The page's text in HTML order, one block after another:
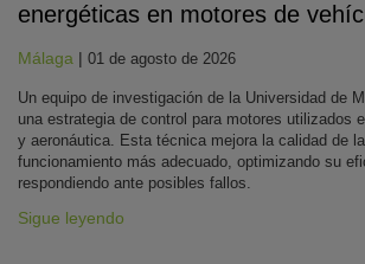
energéticas en motores de
Málaga | 01 de agosto de 2026
Un equipo de investigación de la Universidad de
una estrategia de control para motores utilizados
y aeronáutica. Esta técnica mejora la calidad de
funcionamiento más adecuado, optimizando su
respondiendo ante posibles fallos.
Sigue leyendo